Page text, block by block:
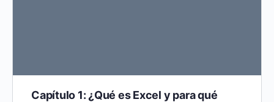
Capítulo 1: ¿Qué es Excel y para qué